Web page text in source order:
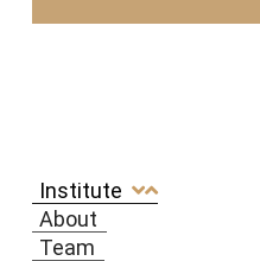
Institute
About
Team